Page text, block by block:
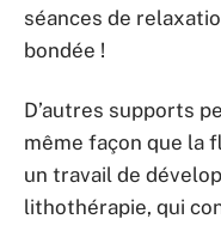
séances de
bondée !
D’autres supports
même façon que la
un travail de
lithothérapie, qui